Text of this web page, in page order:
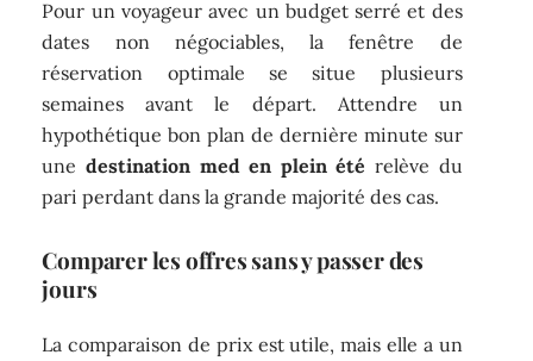
Pour un voyageur avec un budget serré et des
dates non négociables, la fenêtre de
réservation optimale se situe plusieurs
semaines avant le départ. Attendre un
hypothétique bon plan de dernière minute sur
une destination med en plein été relève du
pari perdant dans la grande majorité des cas.
Comparer les offres sans y passer des
jours
La comparaison de prix est utile, mais elle a un